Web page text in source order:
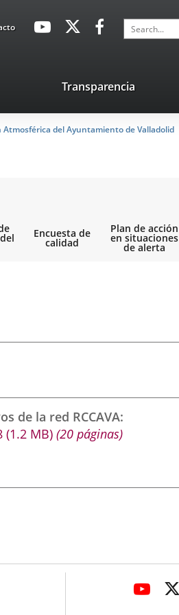
avaHeaderSocial
Link
Link
application.
application.
Search
Transparencia
del Ayuntamiento de Valladolid
Encuesta de
calidad
Plan de acción
en situaciones
de alerta
de la red RCCAVA
(1.2 MB) (20 páginas)
LINK